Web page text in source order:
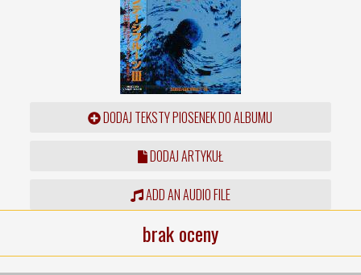
DODAJ TEKSTY PIOSENEK DO ALBUMU
DODAJ ARTYKUŁ
ADD AN AUDIO FILE
brak oceny